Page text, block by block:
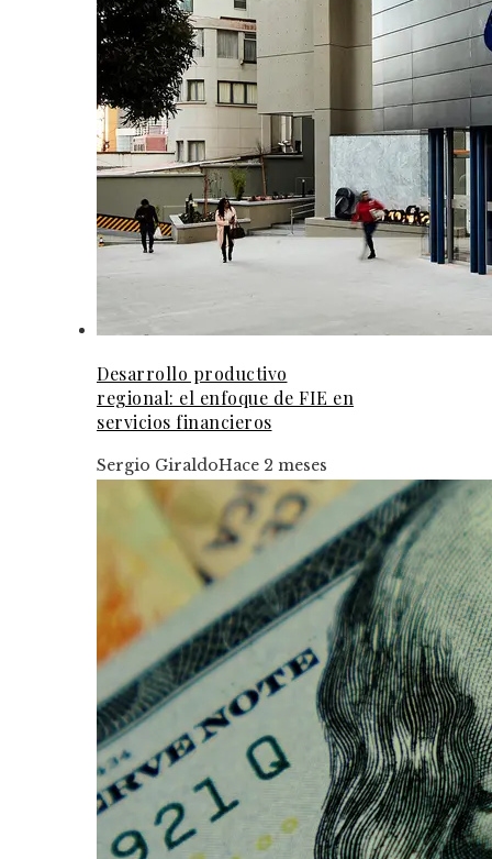
Desarrollo productivo
regional: el enfoque de FIE en
servicios financieros
Sergio GiraldoHace 2 meses